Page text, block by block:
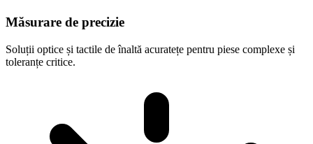
Măsurare de precizie
Soluții optice și tactile de înaltă acuratețe pentru piese complexe și
toleranțe critice.